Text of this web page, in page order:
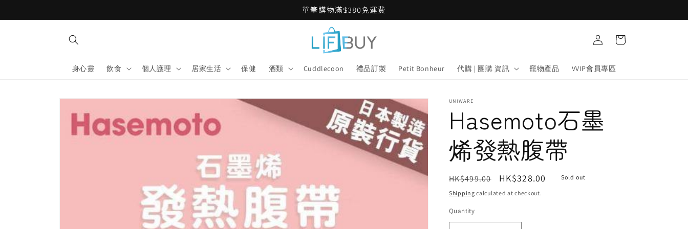
單筆購物滿$380免運費
身心靈 飲食 個人護理 居家生活 保健 酒類 Cuddlecoon 禮品訂製 Petit Bonheur 代購 | 團購 資訊 竉物產品 VVIP會員專區
Log
in
Cart
Skip to
information
UNIWARE
Hasemoto石墨
烯發熱腹帶
Regular
price
HK$499.00
Sale
price
HK$328.00 Sold out
Shipping calculated at checkout.
Quantity